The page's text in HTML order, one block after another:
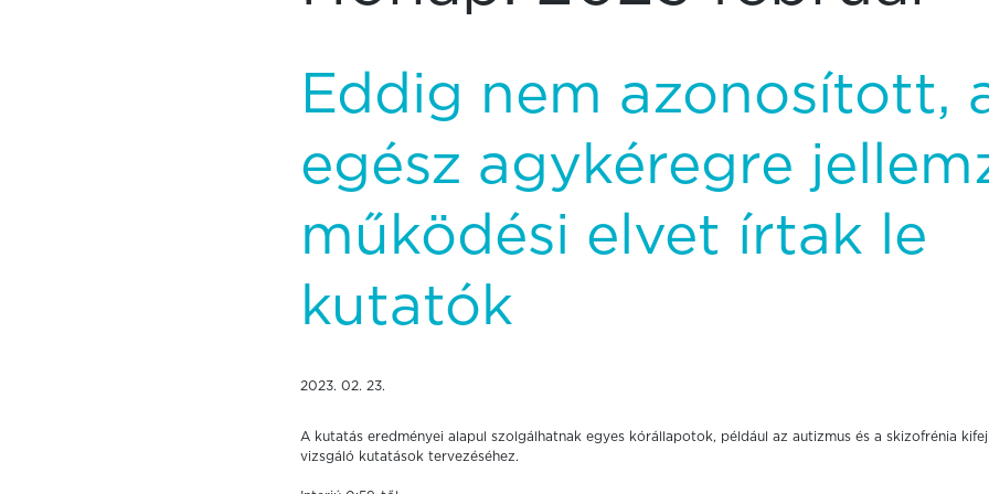
Eddig nem azonosított,
egész agykéregre
működési elvet írtak le
kutatók
2023. 02. 23.
A kutatás eredményei alapul szolgálhatnak egyes kórállapotok, például az autizmus és a skizofrénia
vizsgáló kutatások tervezéséhez.